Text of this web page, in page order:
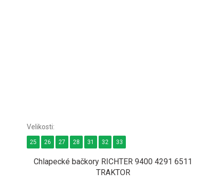
Chlapecké bačkory RICHTER 9400 4291 6511
TRAKTOR
25 26 27 28 31 32 33